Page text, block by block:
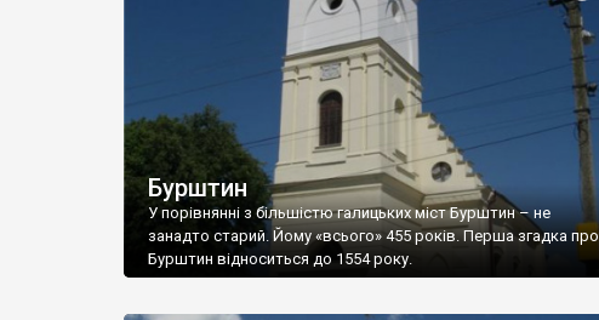
підземних ходів та сховищ Галицького замку. Їх провели
дослідники з Івано-Франківського національного технічного
університету нафти і […]
Бурштин
У порівнянні з більшістю галицьких міст Бурштин – не
занадто старий. Йому «всього» 455 років. Перша згадка про
Бурштин відноситься до 1554 року.